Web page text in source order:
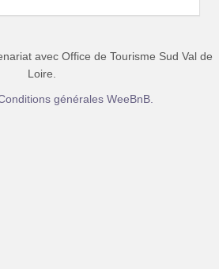
avec Office de Tourisme Sud Val de
Loire
générales WeeBnB.